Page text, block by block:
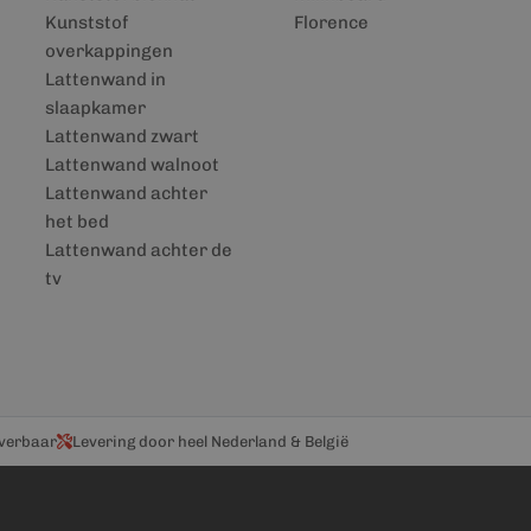
Kunststof
overkappingen
Lattenwand in
slaapkamer
Lattenwand zwart
Lattenwand walnoot
Lattenwand achter
het bed
Lattenwand achter de
tv
Florence
Levering door heel Nederland & België